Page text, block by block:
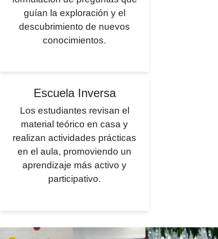
guían la exploración y el
descubrimiento de nuevos
conocimientos.
Escuela Inversa
Los estudiantes revisan el
material teórico en casa y
realizan actividades prácticas
en el aula, promoviendo un
aprendizaje más activo y
participativo.